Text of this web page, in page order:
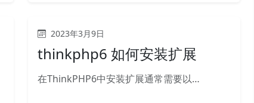
2023年3月9日
thinkphp6 如何安装扩展
在ThinkPHP6中安装扩展通常需要以…